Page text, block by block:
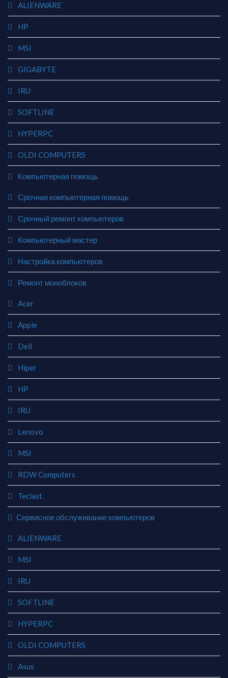
ALIENWARE
HP
MSI
GIGABYTE
IRU
SOFTLINE
HYPERPC
OLDI COMPUTERS
Компьютерная помощь
Срочная компьютерная помощь
Срочный ремонт компьютеров
Компьютерный мастер
Настройка компьютеров
Ремонт моноблоков
Acer
Apple
Dell
Hiper
HP
IRU
Lenovo
MSI
RDW Computers
Teclast
Сервисное обслуживание компьютеров
ALIENWARE
MSI
IRU
SOFTLINE
HYPERPC
OLDI COMPUTERS
Asus